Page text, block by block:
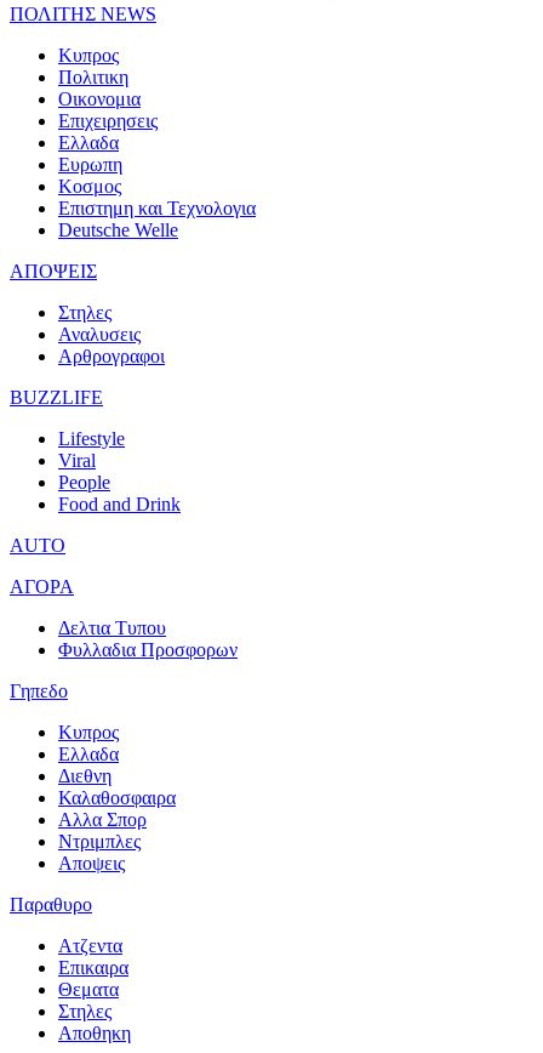
ΠΟΛΙΤΗΣ NEWS
Κυπρος
Πολιτικη
Οικονομια
Επιχειρησεις
Ελλαδα
Ευρωπη
Κοσμος
Επιστημη και Τεχνολογια
Deutsche Welle
ΑΠΟΨΕΙΣ
Στηλες
Αναλυσεις
Αρθρογραφοι
BUZZLIFE
Lifestyle
Viral
People
Food and Drink
AUTO
ΑΓΟΡΑ
Δελτια Τυπου
Φυλλαδια Προσφορων
Γηπεδο
Κυπρος
Ελλαδα
Διεθνη
Καλαθοσφαιρα
Αλλα Σπορ
Ντριμπλες
Αποψεις
Παραθυρο
Ατζεντα
Επικαιρα
Θεματα
Στηλες
Αποθηκη